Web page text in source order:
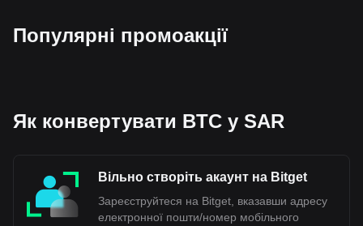
Популярні промоакції
Як конвертувати BTC у SAR
Вільно створіть акаунт на Bitget
Зареєструйтеся на Bitget, вказавши адресу
електронної пошти/номер мобільного